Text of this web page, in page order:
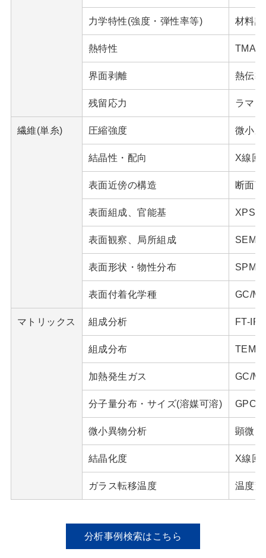
力学特性(強度・弾性率等) 材料
熱特性 TMA
界面剥離 熱伝
残留応力 ラマ
繊維(単糸) 圧縮強度 微小
結晶性・配向 X線回
表面近傍の構造 断面
表面組成、官能基 XPS
表面観察、局所組成 SEM
表面形状・物性分布 SPM
表面付着化学種 GC/
マトリックス 組成分析 FT-IR
組成分布 TEM
加熱発生ガス GC/
分子量分布・サイズ(溶媒可溶) GPC
微小異物分析 顕微
結晶化度 X線回
ガラス転移温度 温度
分析事例検索はこちら